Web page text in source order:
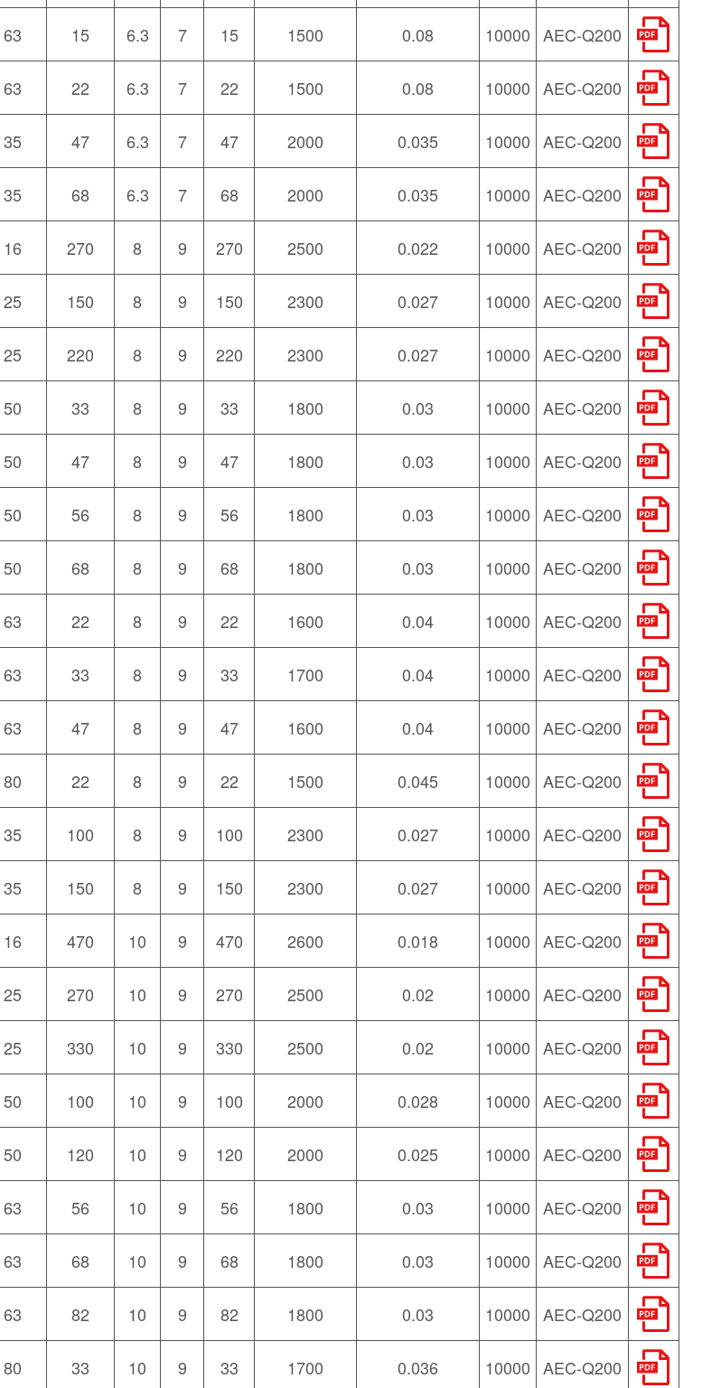
63 15 6.3 7 15 1500 0.08 10000 AEC-Q200
63 22 6.3 7 22 1500 0.08 10000 AEC-Q200
35 47 6.3 7 47 2000 0.035 10000 AEC-Q200
35 68 6.3 7 68 2000 0.035 10000 AEC-Q200
16 270 8 9 270 2500 0.022 10000 AEC-Q200
25 150 8 9 150 2300 0.027 10000 AEC-Q200
25 220 8 9 220 2300 0.027 10000 AEC-Q200
50 33 8 9 33 1800 0.03 10000 AEC-Q200
50 47 8 9 47 1800 0.03 10000 AEC-Q200
50 56 8 9 56 1800 0.03 10000 AEC-Q200
50 68 8 9 68 1800 0.03 10000 AEC-Q200
63 22 8 9 22 1600 0.04 10000 AEC-Q200
63 33 8 9 33 1700 0.04 10000 AEC-Q200
63 47 8 9 47 1600 0.04 10000 AEC-Q200
80 22 8 9 22 1500 0.045 10000 AEC-Q200
35 100 8 9 100 2300 0.027 10000 AEC-Q200
35 150 8 9 150 2300 0.027 10000 AEC-Q200
16 470 10 9 470 2600 0.018 10000 AEC-Q200
25 270 10 9 270 2500 0.02 10000 AEC-Q200
25 330 10 9 330 2500 0.02 10000 AEC-Q200
50 100 10 9 100 2000 0.028 10000 AEC-Q200
50 120 10 9 120 2000 0.025 10000 AEC-Q200
63 56 10 9 56 1800 0.03 10000 AEC-Q200
63 68 10 9 68 1800 0.03 10000 AEC-Q200
63 82 10 9 82 1800 0.03 10000 AEC-Q200
80 33 10 9 33 1700 0.036 10000 AEC-Q200